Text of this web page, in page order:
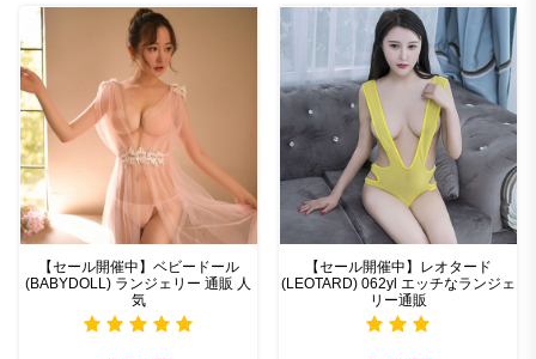
【セール開催中】ベビードール
(BABYDOLL) ランジェリー 通販 人
気
【セール開催中】レオタード
(LEOTARD) 062yl エッチなランジェ
リー通販